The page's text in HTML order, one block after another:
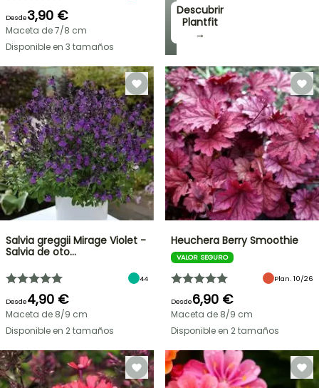
Descubrir
Plantfit
→
Desde3,90 €
Maceta de 7/8 cm
Disponible en 3 tamaños
Salvia greggii Mirage Violet -
Salvia de oto…
44
Desde4,90 €
Maceta de 8/9 cm
Disponible en 2 tamaños
Heuchera Berry Smoothie
VALOR SEGURO
Plan. 10/26
Desde6,90 €
Maceta de 8/9 cm
Disponible en 2 tamaños